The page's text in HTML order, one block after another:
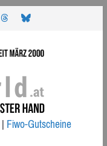
|Fiwo-Gutscheine